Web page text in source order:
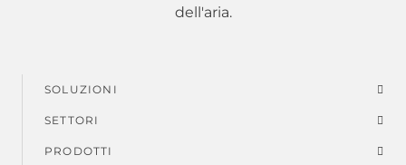
dell'aria.
Menu
di
SOLUZIONI
SETTORI
PRODOTTI